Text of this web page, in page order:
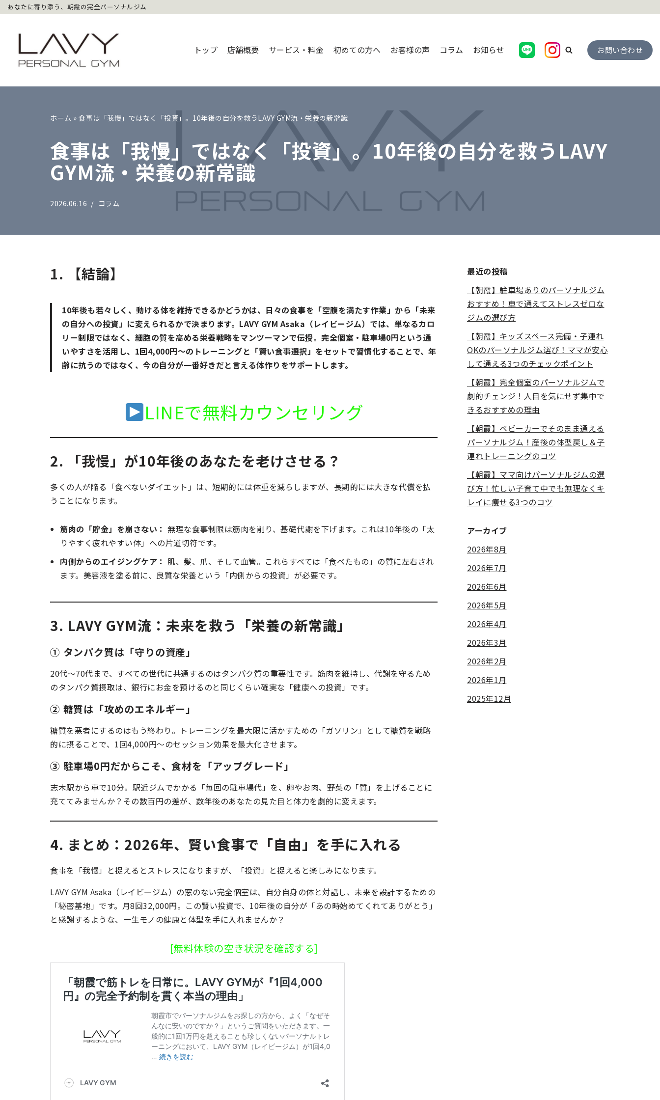
あなたに寄り添う、朝霞の完全パーソナルジム
トップ 店舗概要 サービス・料金 初めての方へ お客様の声 コラム お知らせ お問い合わせ
ホーム » 食事は「我慢」ではなく「投資」。10年後の自分を救うLAVY GYM流・栄養の新常識
食事は「我慢」ではなく「投資」。10年後の自分を救うLAVY
GYM流・栄養の新常識
2026.06.16 コラム
1. 【結論】
10年後も若々しく、動ける体を維持できるかどうかは、日々の食事を「空腹を満たす作業」から「未来
の自分への投資」に変えられるかで決まります。LAVY GYM Asaka（レイビージム）では、単なるカロ
リー制限ではなく、細胞の質を高める栄養戦略をマンツーマンで伝授。完全個室・駐車場0円という通
いやすさを活用し、1回4,000円〜のトレーニングと「賢い食事選択」をセットで習慣化することで、年
齢に抗うのではなく、今の自分が一番好きだと言える体作りをサポートします。
LINEで無料カウンセリング
2. 「我慢」が10年後のあなたを老けさせる？
多くの人が陥る「食べないダイエット」は、短期的には体重を減らしますが、長期的には大きな代償を払
うことになります。
筋肉の「貯金」を崩さない： 無理な食事制限は筋肉を削り、基礎代謝を下げます。これは10年後の「太
りやすく疲れやすい体」への片道切符です。
内側からのエイジングケア： 肌、髪、爪、そして血管。これらすべては「食べたもの」の質に左右され
ます。美容液を塗る前に、良質な栄養という「内側からの投資」が必要です。
3. LAVY GYM流：未来を救う「栄養の新常識」
① タンパク質は「守りの資産」
20代〜70代まで、すべての世代に共通するのはタンパク質の重要性です。筋肉を維持し、代謝を守るため
のタンパク質摂取は、銀行にお金を預けるのと同じくらい確実な「健康への投資」です。
② 糖質は「攻めのエネルギー」
糖質を悪者にするのはもう終わり。トレーニングを最大限に活かすための「ガソリン」として糖質を戦略
的に摂ることで、1回4,000円〜のセッション効果を最大化させます。
③ 駐車場0円だからこそ、食材を「アップグレード」
志木駅から車で10分。駅近ジムでかかる「毎回の駐車場代」を、卵やお肉、野菜の「質」を上げることに
充ててみませんか？その数百円の差が、数年後のあなたの見た目と体力を劇的に変えます。
4. まとめ：2026年、賢い食事で「自由」を手に入れる
食事を「我慢」と捉えるとストレスになりますが、「投資」と捉えると楽しみになります。
LAVY GYM Asaka（レイビージム）の窓のない完全個室は、自分自身の体と対話し、未来を設計するための
「秘密基地」です。月8回32,000円。この賢い投資で、10年後の自分が「あの時始めてくれてありがとう」
と感謝するような、一生モノの健康と体型を手に入れませんか？
[無料体験の空き状況を確認する]
最近の投稿
【朝霞】駐車場ありのパーソナルジム
おすすめ！車で通えてストレスゼロな
ジムの選び方
【朝霞】キッズスペース完備・子連れ
OKのパーソナルジム選び！ママが安心
して通える3つのチェックポイント
【朝霞】完全個室のパーソナルジムで
劇的チェンジ！人目を気にせず集中で
きるおすすめの理由
【朝霞】ベビーカーでそのまま通える
パーソナルジム！産後の体型戻し＆子
連れトレーニングのコツ
【朝霞】ママ向けパーソナルジムの選
び方！忙しい子育て中でも無理なくキ
レイに痩せる3つのコツ
アーカイブ
2026年8月
2026年7月
2026年6月
2026年5月
2026年4月
2026年3月
2026年2月
2026年1月
2025年12月